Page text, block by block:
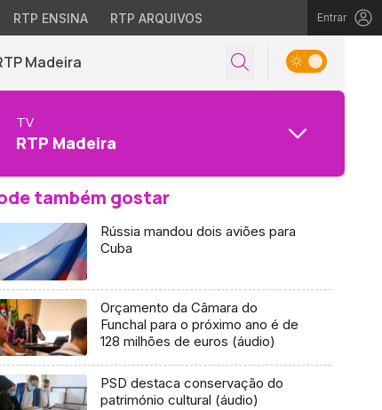
RTP ENSINA RTP ARQUIVOS Entrar
Madeira
TV
RTP Madeira
também gostar
Rússia mandou dois aviões para
Cuba
Orçamento da Câmara do
Funchal para o próximo ano é de
128 milhões de euros (áudio)
PSD destaca conservação do
património cultural (áudio)